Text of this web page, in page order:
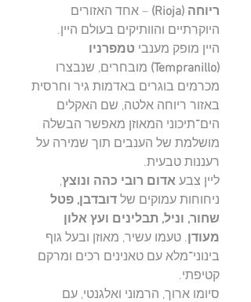
ריוחה (Rioja)
– אחד האזורים
היוקרתיים והוותיקים בעולם היין.
היין מופק מענבי טמפרניו
(Tempranillo)
מובחרים, שנבצרו
מכרמים בוגרים באדמות גיר וחרסית
באזור ריוחה אלטה, שם האקלים
הים־תיכוני המאוזן מאפשר הבשלה
מושלמת של הענבים תוך שמירה על
רעננות טבעית.
ליין צבע אדום רובי כהה ונוצץ,
ניחוחות עמוקים של דובדבן, פטל
שחור, וניל, תבלינים ועץ אלון
מעודן. טעמו עשיר, מאוזן ובעל גוף
בינוני־מלא עם טאנינים רכים ומרקם
קטיפתי.
סיומו ארוך, הרמוני ואלגנטי, עם